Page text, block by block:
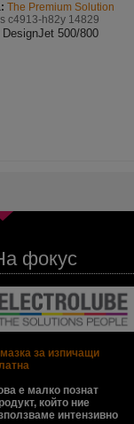
The Premium Solution
c4913-h82y 14829
DesignJet 500/800
фокус
за изпичащи
е малко познат
който ние
интензивно